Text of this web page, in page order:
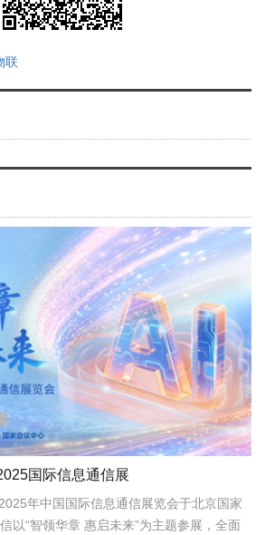
联
国际信息通信展
年中国国际信息通信展览会于北京国家
以“智领华章 惠启未来”为主题参展，全面